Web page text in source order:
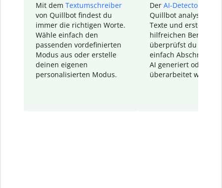
Mit dem Textumschreiber
von Quillbot findest du
immer die richtigen Worte.
Wähle einfach den
passenden vordefinierten
Modus aus oder erstelle
deinen eigenen
personalisierten Modus.
Der AI-Detector
Quillbot analysiert
Texte und erstellt
hilfreichen Bericht.
überprüfst du
einfach Abschnitte,
AI generiert oder
überarbeitet wurden.